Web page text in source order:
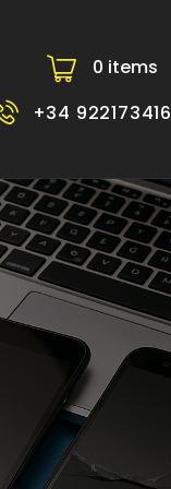
0 items
+34 922173416